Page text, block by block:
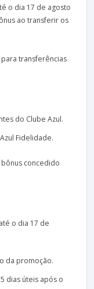
o dia 17 de agosto
ao transferir os
transferências
do Clube Azul.
Fidelidade.
concedido
o dia 17 de
da promoção.
dias úteis após o